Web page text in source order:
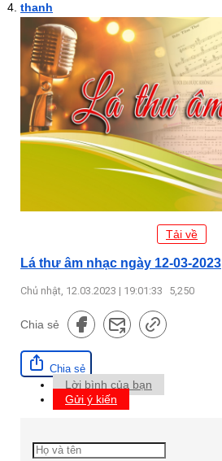
thanh
Tải về
Lá thư âm nhạc ngày 12-03-2023
Chủ nhật, 12.03.2023 | 19:01:33 5,250
Chia sẻ
Chia sẻ
Lời bình của bạn
Gửi ý kiến